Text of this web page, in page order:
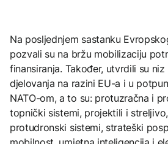
Na posljednjem sastanku
pozvali su na bržu mobilizaciju
finansiranja. Također, utvrdili su
djelovanja na razini EU-a i u
NATO-om, a to su: protuzračna i
topnički sistemi, projektili i
protudronski sistemi, strateški